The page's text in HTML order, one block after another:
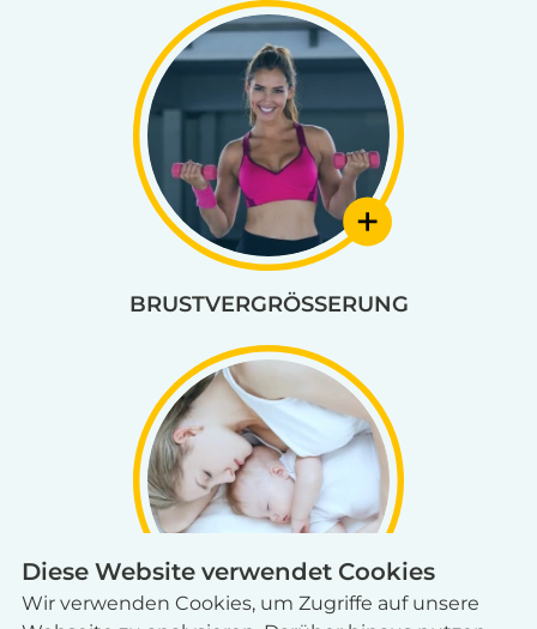
BRUSTVERGRÖSSERUNG
Diese Website verwendet Cookies
Wir verwenden Cookies, um Zugriffe auf unsere